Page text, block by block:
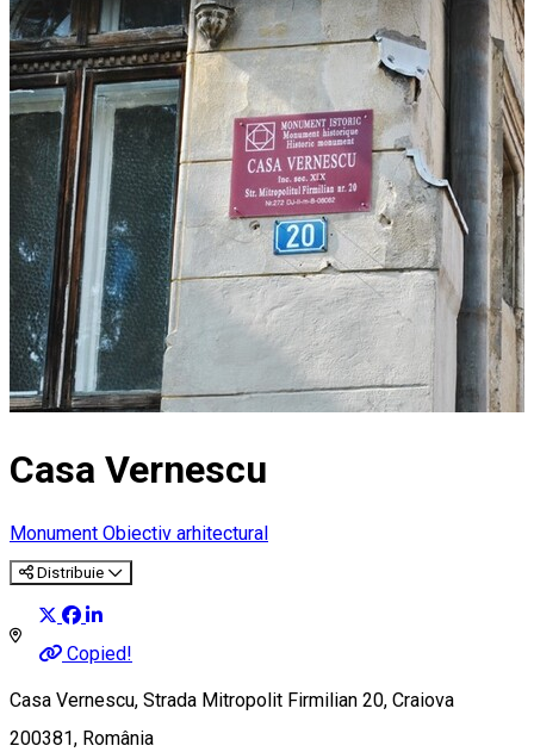
Casa Vernescu
Monument Obiectiv arhitectural
Distribuie
Copied!
Casa Vernescu, Strada Mitropolit Firmilian 20, Craiova
200381, România